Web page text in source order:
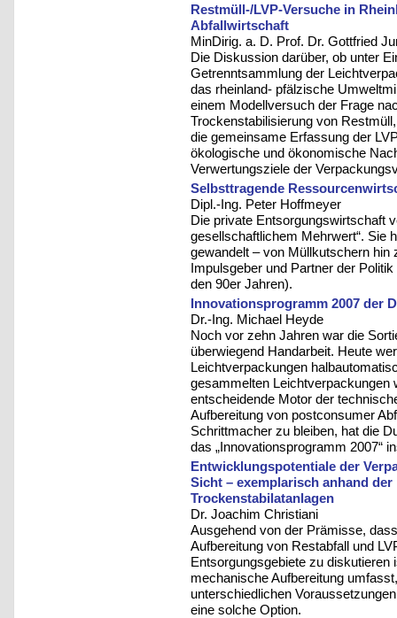
Restmüll-/LVP-Versuche in
Abfallwirtschaft
MinDirig. a. D. Prof. Dr. Gottfried
Die Diskussion darüber, ob unter
Getrenntsammlung der
das rheinland- pfälzische
einem Modellversuch der Frage
Trockenstabilisierung von
die gemeinsame Erfassung der
ökologische und ökonomische
Verwertungsziele der
Selbsttragende
Dipl.-Ing. Peter Hoffmeyer
Die private Entsorgungswirtschaft
gesellschaftlichem Mehrwert“. Sie
gewandelt – von Müllkutschern
Impulsgeber und Partner der
den 90er Jahren).
Innovationsprogramm 2007 der
Dr.-Ing. Michael Heyde
Noch vor zehn Jahren war die
überwiegend Handarbeit. Heute
Leichtverpackungen
gesammelten Leichtverpackungen
entscheidende Motor der
Aufbereitung von postconsumer
Schrittmacher zu bleiben, hat die
das „Innovationsprogramm 2007“
Entwicklungspotentiale der
Sicht – exemplarisch anhand
Trockenstabilatanlagen
Dr. Joachim Christiani
Ausgehend von der Prämisse,
Aufbereitung von Restabfall und
Entsorgungsgebiete zu diskutieren
mechanische Aufbereitung
unterschiedlichen
eine solche Option.